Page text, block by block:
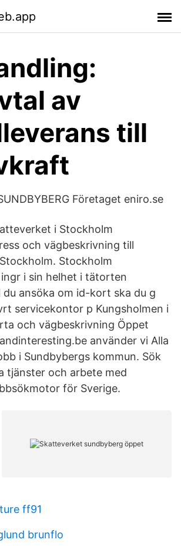
av
till
Företaget eniro.se
i Stockholm
och vägbeskrivning till
Stockholm
i sin helhet i tätorten
du ansöka om id-kort ska du g
servicekontor p Kungsholmen i
och vägbeskrivning Öppet
använder vi Alla
i Sundbybergs kommun. Sök
tjänster och arbete med
för Sverige.
ff91
brunflo